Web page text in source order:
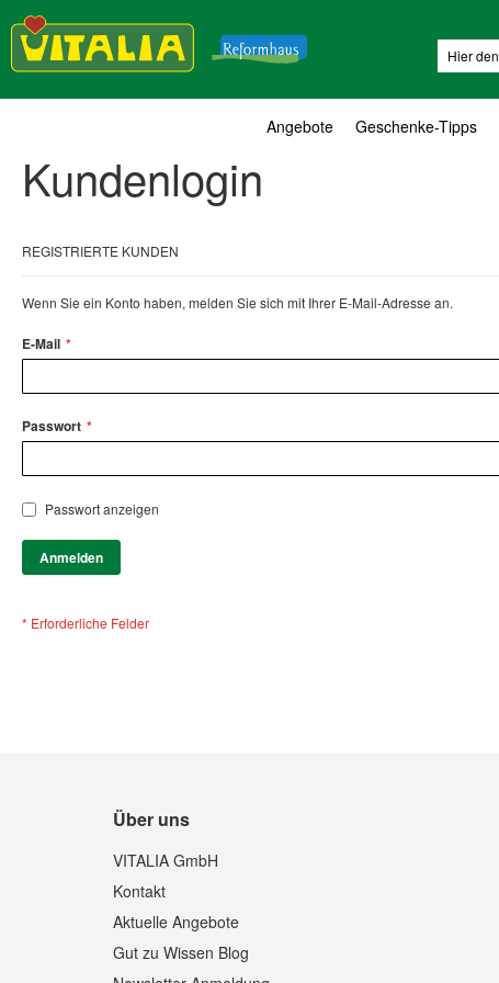
Angebote Geschenke-Tipps
Kundenlogin
REGISTRIERTE KUNDEN
Wenn Sie ein Konto haben, melden Sie sich mit Ihrer E-Mail-Adresse an.
E-Mail
Passwort
Passwort anzeigen
Anmelden
Über uns
VITALIA GmbH
Kontakt
Aktuelle Angebote
Gut zu Wissen Blog